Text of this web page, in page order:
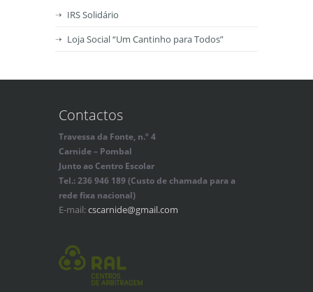
IRS Solidário
Loja Social “Um Cantinho para Todos”
Contactos
Travessa da Fonte, n.º 4
Carnide – Pombal
Junto ao Centro Escolar
Tel.: 236 946 189 (Custo de chamada para a
rede fixa nacional)
E-mail:cscarnide@gmail.com